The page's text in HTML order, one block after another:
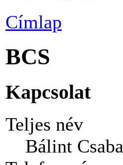
Címlap
BCS
Kapcsolat
Teljes név
Bálint Csaba